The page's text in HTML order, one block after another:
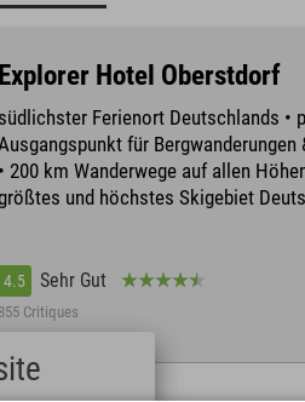
Explorer Hotel Oberstdorf
südlichster Ferienort Deutschlands •
für Bergwanderungen
• 200 km Wanderwege auf allen
und höchstes Skigebiet
4.5 Sehr Gut
855 Critiques